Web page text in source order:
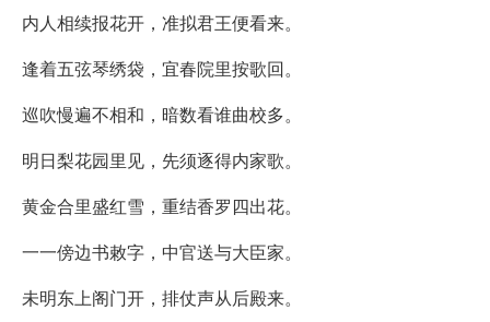
内人相续报花开，准拟君王便看来。
逢着五弦琴绣袋，宜春院里按歌回。
巡吹慢遍不相和，暗数看谁曲校多。
明日梨花园里见，先须逐得内家歌。
黄金合里盛红雪，重结香罗四出花。
一一傍边书敕字，中官送与大臣家。
未明东上阁门开，排仗声从后殿来。